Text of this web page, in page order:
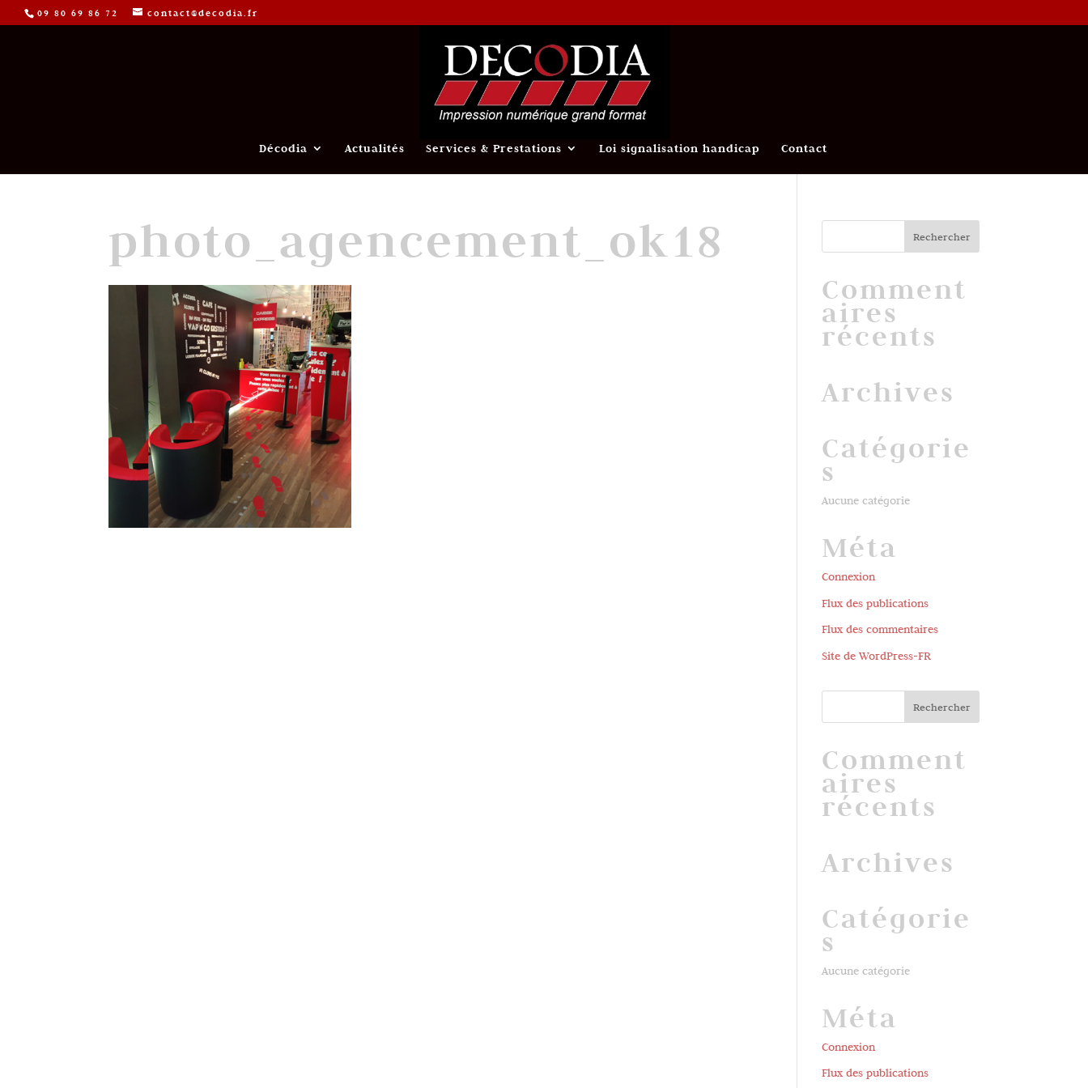
09 80 69 86 72 contact@decodia.fr
Décodia Actualités Services & Prestations Loi signalisation handicap Contact
photo_agencement_ok18
Comment
aires
récents
Archives
Catégorie
s
Aucune catégorie
Méta
Connexion
Flux des publications
Flux des commentaires
Site de WordPress-FR
Comment
aires
récents
Archives
Catégorie
s
Aucune catégorie
Méta
Connexion
Flux des publications